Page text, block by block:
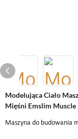
Modelująca Ciało
Mięśni Emslim Muscle
Maszyna do budowania